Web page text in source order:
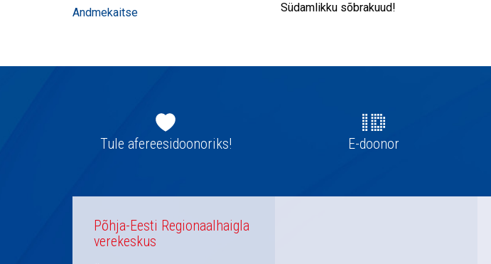
Andmekaitse Südamlikku sõbrakuud!
navigatsioonTule afereesidoonoriks! E-doonor
Põhja-Eesti Regionaalhaigla
verekeskus